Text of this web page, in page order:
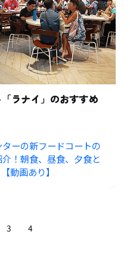
ラナイ」のおすすめ
ーの新フードコートの
！朝食、昼食、夕食と
動画あり】
3 4